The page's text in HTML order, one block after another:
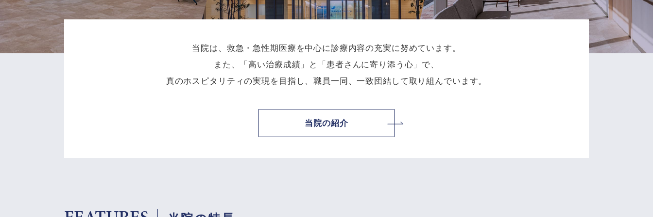
当院は、救急・急性期医療を中心に診療内容の充実に努めています。
また、「高い治療成績」と「患者さんに寄り添う心」で、
真のホスピタリティの実現を目指し、職員一同、一致団結して取り組んでいます。
当院の紹介